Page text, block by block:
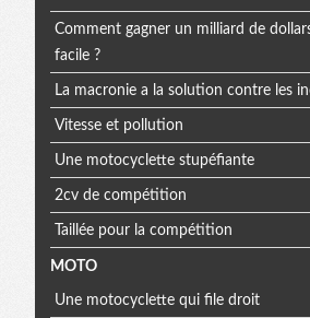
Comment gagner un milliard de
facile ?
La macronie a la solution contre les
Vitesse et pollution
Une motocyclette stupéfiante
2cv de compétition
Taillée pour la compétition
MOTO
Une motocyclette qui file droit